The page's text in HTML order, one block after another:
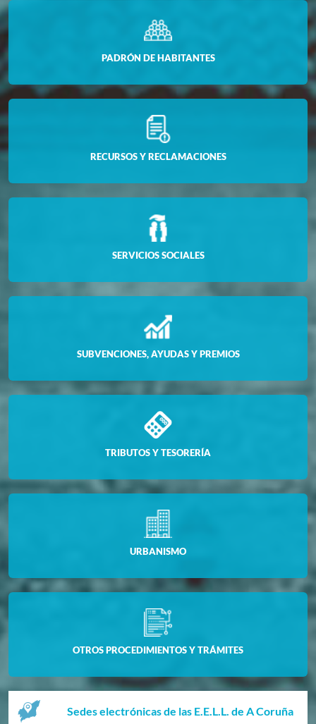
PADRÓN DE HABITANTES
RECURSOS Y RECLAMACIONES
SERVICIOS SOCIALES
SUBVENCIONES, AYUDAS Y PREMIOS
TRIBUTOS Y TESORERÍA
URBANISMO
OTROS PROCEDIMIENTOS Y TRÁMITES
Sedes electrónicas de las E.E.L.L. de A Coruña